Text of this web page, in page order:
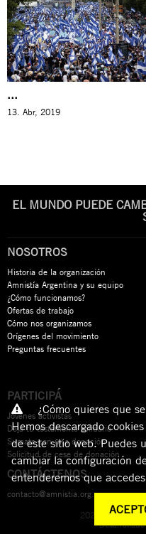
...
13. Abr, 2019
EL MUNDO PUEDE
NOSOTROS
Historia de la organización
Amnistía Argentina y su equipo
¿Cómo funcionamos?
Ofertas de trabajo
Cómo nos organizamos
Orígenes del movimiento
Preguntas frecuentes
PARTICIPÁ
Jóvenes activistas
Dejá tu testamento solidario
Sumate con una donación
Solicitud de cese de donación
CONTÁCTENOS
contacto@amnistia.org.ar
2026 © Amnistía
¿Cómo quieres que
Hemos descargado
de este sitio web. Puedes
cambiar la configuración
entenderemos que